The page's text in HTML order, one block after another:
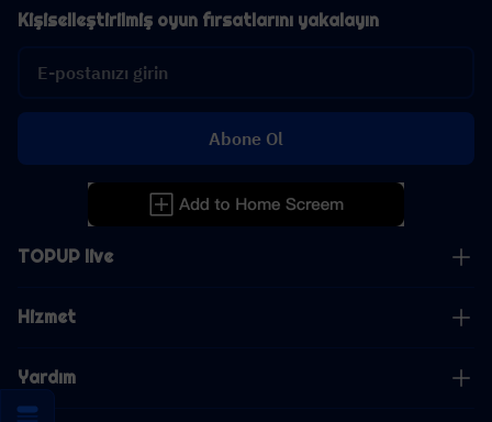
TOPUP live
Hizmet
Yardım
Kişiselleştirilmiş oyun fırsatlarını yakalayın
Abone Ol